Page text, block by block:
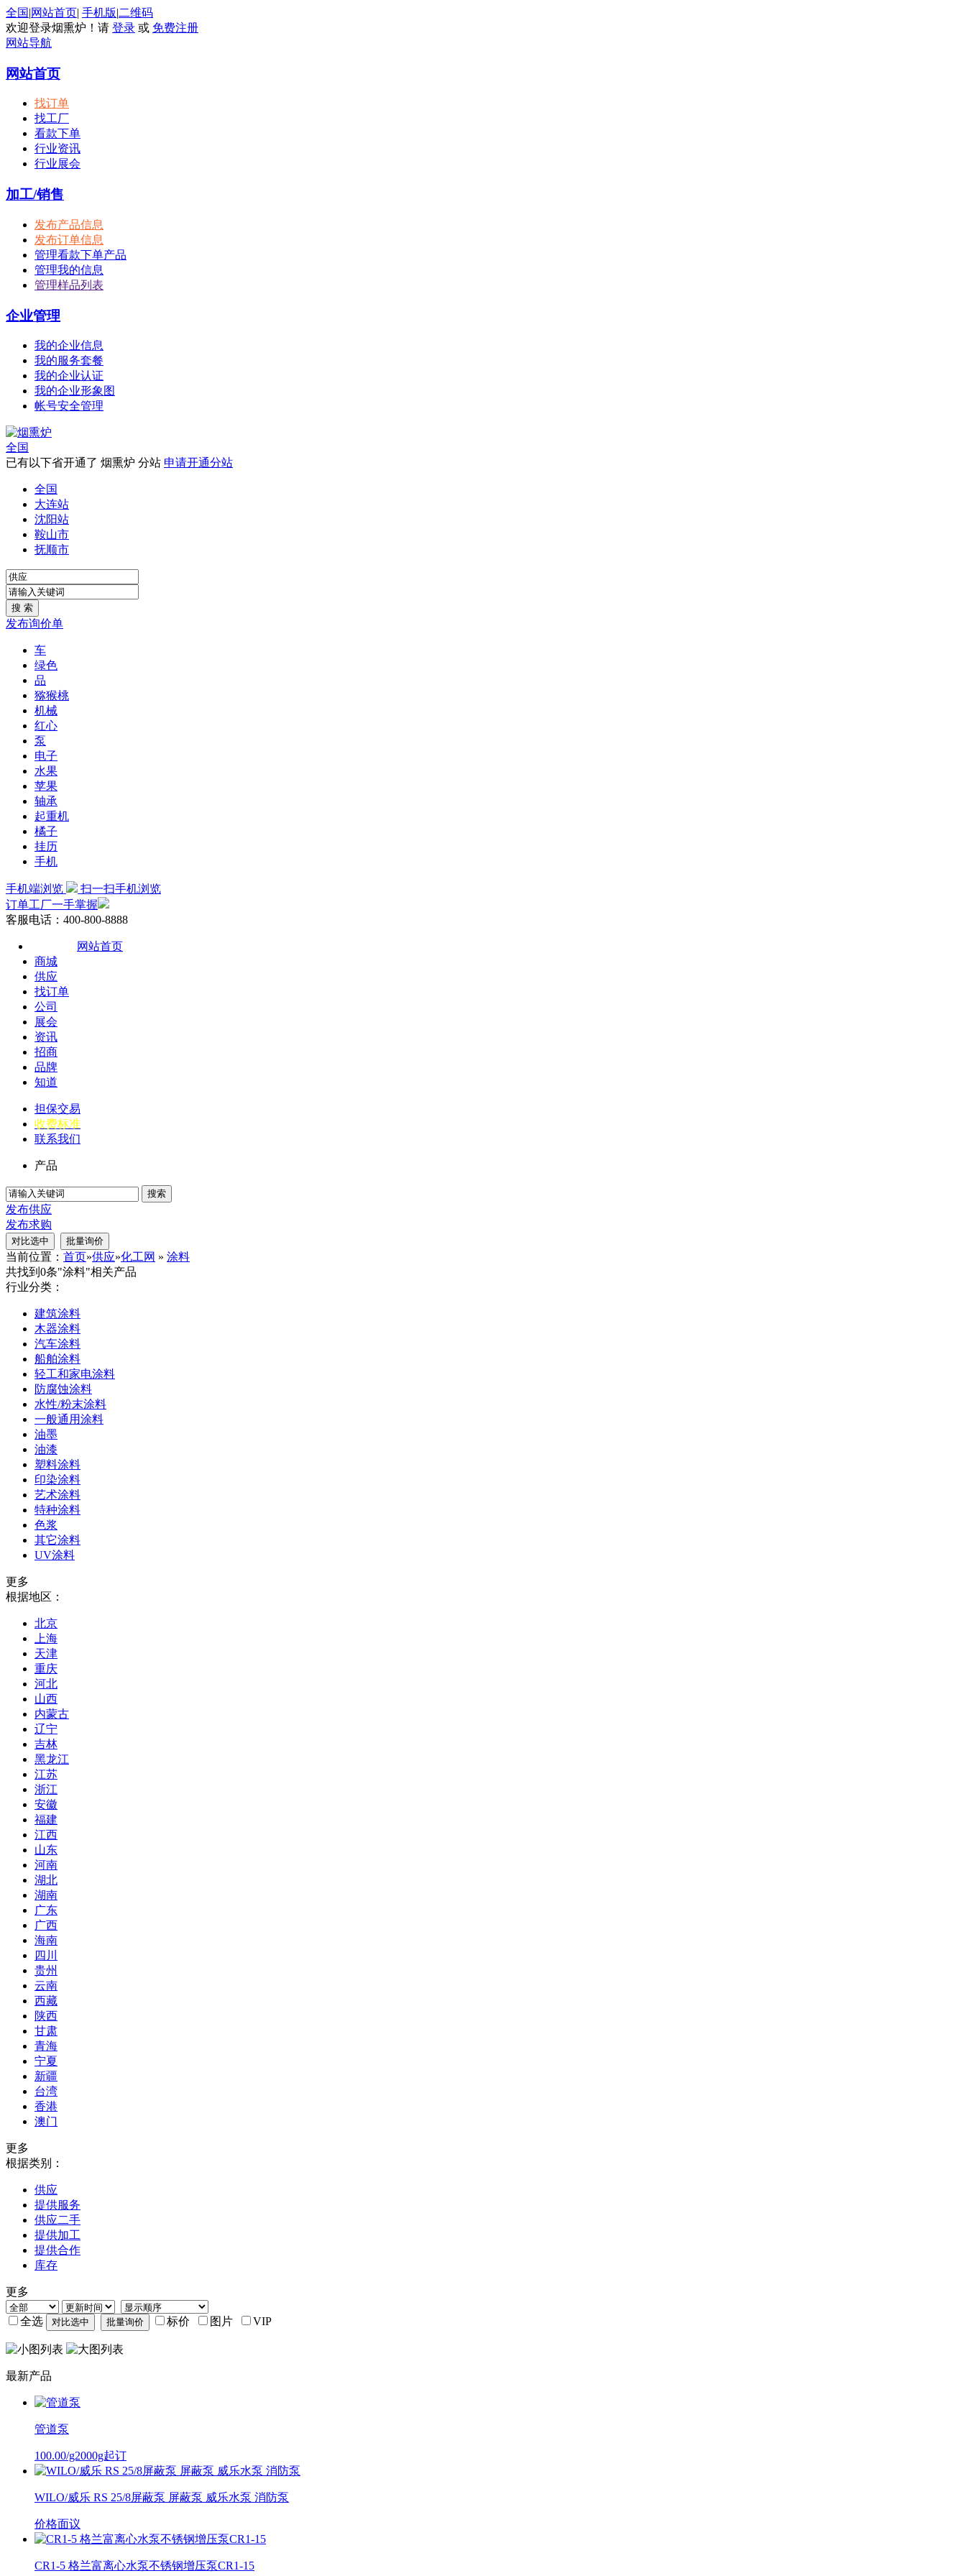
全国|网站首页| 手机版|二维码
欢迎登录烟熏炉！请 登录 或 免费注册
网站导航
网站首页
找订单
找工厂
看款下单
行业资讯
行业展会
加工/销售
发布产品信息
发布订单信息
管理看款下单产品
管理我的信息
管理样品列表
企业管理
我的企业信息
我的服务套餐
我的企业认证
我的企业形象图
帐号安全管理
全国
已有以下省开通了 烟熏炉 分站 申请开通分站
全国
大连站
沈阳站
鞍山市
抚顺市
发布询价单
车
绿色
品
猕猴桃
机械
红心
泵
电子
水果
苹果
轴承
起重机
橘子
挂历
手机
手机端浏览
扫一扫手机浏览
订单工厂一手掌握
客服电话：400-800-8888
网站首页
商城
供应
找订单
公司
展会
资讯
招商
品牌
知道
担保交易
收费标准
联系我们
产品
搜索
发布供应
发布求购
当前位置： 首页»供应»化工网 » 涂料
共找到0条"涂料"相关产品
行业分类：
建筑涂料
木器涂料
汽车涂料
船舶涂料
轻工和家电涂料
防腐蚀涂料
水性/粉末涂料
一般通用涂料
油墨
油漆
塑料涂料
印染涂料
艺术涂料
特种涂料
色浆
其它涂料
UV涂料
更多
根据地区：
北京
上海
天津
重庆
河北
山西
内蒙古
辽宁
吉林
黑龙江
江苏
浙江
安徽
福建
江西
山东
河南
湖北
湖南
广东
广西
海南
四川
贵州
云南
西藏
陕西
甘肃
青海
宁夏
新疆
台湾
香港
澳门
更多
根据类别：
供应
提供服务
供应二手
提供加工
提供合作
库存
更多
全选 标价 图片 VIP
最新产品
管道泵
100.00/g2000g起订
WILO/威乐 RS 25/8屏蔽泵 屏蔽泵 威乐水泵 消防泵
价格面议
CR1-5 格兰富离心水泵不锈钢增压泵CR1-15